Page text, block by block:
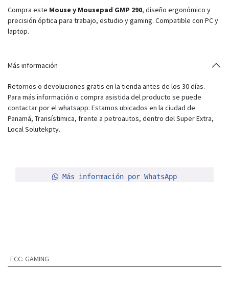
Compra este Mouse y Mousepad GMP 290, diseño ergonómico y
precisión óptica para trabajo, estudio y gaming. Compatible con PC y
laptop.
Más información
Retornos o devoluciones gratis en la tienda antes de los 30 días.
Para más información o compra asistida del producto se puede
contactar por el whatsapp. Estamos ubicados en la ciudad de
Panamá, Transístimica, frente a petroautos, dentro del Super Extra,
Local Solutekpty.
Más información por WhatsApp
FCC: GAMING